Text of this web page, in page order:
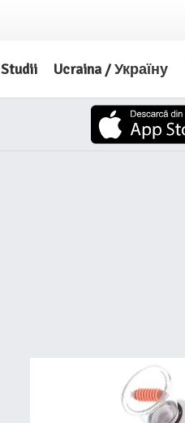
Studii Ucraina / Україну